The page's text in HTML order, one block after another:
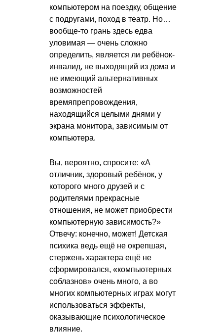
компьютером на поездку, общение
с подругами, поход в театр. Но…
вообще-то грань здесь едва
уловимая — очень сложно
определить, является ли ребёнок-
инвалид, не выходящий из дома и
не имеющий альтернативных
возможностей
времяпрепровождения,
находящийся целыми днями у
экрана монитора, зависимым от
компьютера.
Вы, вероятно, спросите: «А
отличник, здоровый ребёнок, у
которого много друзей и с
родителями прекрасные
отношения, не может приобрести
компьютерную зависимость?»
Отвечу: конечно, может! Детская
психика ведь ещё не окрепшая,
стержень характера ещё не
сформировался, «компьютерных
соблазнов» очень много, а во
многих компьютерных играх могут
использоваться эффекты,
оказывающие психологическое
влияние.